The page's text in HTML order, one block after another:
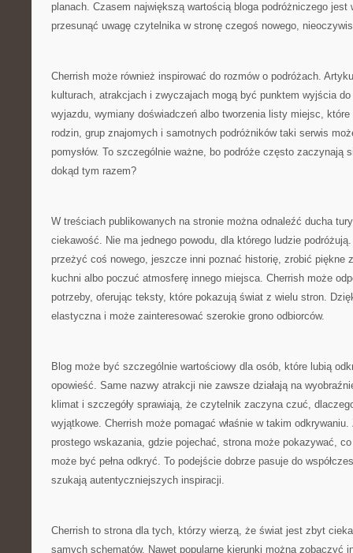
planach. Czasem największą wartością bloga podróżniczego jest
przesunąć uwagę czytelnika w stronę czegoś nowego,
Cherrish może również inspirować do rozmów o podróżach.
kulturach, atrakcjach i zwyczajach mogą być punktem wyjścia do
wyjazdu, wymiany doświadczeń albo tworzenia listy miejsc,
rodzin, grup znajomych i samotnych podróżników taki serwis
pomysłów. To szczególnie ważne, bo podróże często zaczynają
dokąd tym razem?
W treściach publikowanych na stronie można odnaleźć ducha
ciekawość. Nie ma jednego powodu, dla którego ludzie
przeżyć coś nowego, jeszcze inni poznać historię, zrobić piękne
kuchni albo poczuć atmosferę innego miejsca. Cherrish może
potrzeby, oferując teksty, które pokazują świat z wielu stron.
elastyczna i może zainteresować szerokie grono odbiorców.
Blog może być szczególnie wartościowy dla osób, które lubią
opowieść. Same nazwy atrakcji nie zawsze działają na
klimat i szczegóły sprawiają, że czytelnik zaczyna czuć,
wyjątkowe. Cherrish może pomagać właśnie w takim
prostego wskazania, gdzie pojechać, strona może pokazywać,
może być pełna odkryć. To podejście dobrze pasuje do
szukają autentyczniejszych inspiracji.
Cherrish to strona dla tych, którzy wierzą, że świat jest zbyt
samych schematów. Nawet popularne kierunki można zobaczyć